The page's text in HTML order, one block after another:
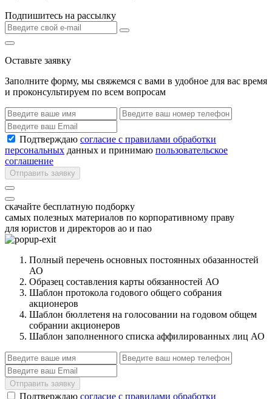
Подпишитесь на рассылку
Оставьте заявку
Заполните форму, мы свяжемся с вами в удобное для вас время
и проконсультируем по всем вопросам
Подтверждаю согласие с правилами обработки
персональных данных и принимаю пользовательское
соглашение
Отправить заявку
скачайте бесплатную подборку
самых полезных материалов по корпоративному праву
для юристов и директоров ао и пао
Полный перечень основных постоянных обазанностей
АО
Образец составления карты обязанностей АО
Шаблон протокола годового общего собрания
акционеров
Шаблон бюллетеня на голосовании на годовом общем
собрании акционеров
Шаблон заполненного списка аффилированных лиц АО
Отправить заявку
Подтверждаю согласие с правилами обработки